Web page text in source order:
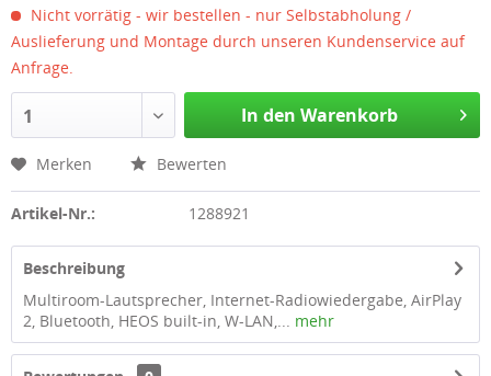
Nicht vorrätig - wir bestellen - nur Selbstabholung /
Auslieferung und Montage durch unseren Kundenservice auf
Anfrage.
1 In den Warenkorb
Merken Bewerten
Artikel-Nr.: 1288921
Beschreibung
Multiroom-Lautsprecher, Internet-Radiowiedergabe, AirPlay
2, Bluetooth, HEOS built-in, W-LAN,... mehr